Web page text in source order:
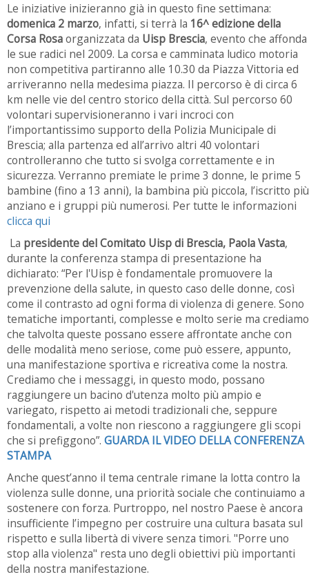
Le iniziative inizieranno già in questo fine settimana:
domenica 2 marzo, infatti, si terrà la 16^ edizione della
Corsa Rosaorganizzata da Uisp Brescia, evento che affonda
le sue radici nel 2009. La corsa e camminata ludico motoria
non competitiva partiranno alle 10.30 da Piazza Vittoria ed
arriveranno nella medesima piazza. Il percorso è di circa 6
km nelle vie del centro storico della città. Sul percorso 60
volontari supervisioneranno i vari incroci con
l’importantissimo supporto della Polizia Municipale di
Brescia; alla partenza ed all’arrivo altri 40 volontari
controlleranno che tutto si svolga correttamente e in
sicurezza. Verranno premiate le prime 3 donne, le prime 5
bambine (fino a 13 anni), la bambina più piccola, l’iscritto più
anziano e i gruppi più numerosi. Per tutte le informazioni
clicca qui
La presidente del Comitato Uisp di Brescia, Paola Vasta,
durante la conferenza stampa di presentazione ha
dichiarato: “Per l'Uisp è fondamentale promuovere la
prevenzione della salute, in questo caso delle donne, così
come il contrasto ad ogni forma di violenza di genere. Sono
tematiche importanti, complesse e molto serie ma crediamo
che talvolta queste possano essere affrontate anche con
delle modalità meno seriose, come può essere, appunto,
una manifestazione sportiva e ricreativa come la nostra.
Crediamo che i messaggi, in questo modo, possano
raggiungere un bacino d'utenza molto più ampio e
variegato, rispetto ai metodi tradizionali che, seppure
fondamentali, a volte non riescono a raggiungere gli scopi
che si prefiggono”. GUARDA IL VIDEO DELLA CONFERENZA
STAMPA
Anche quest’anno il tema centrale rimane la lotta contro la
violenza sulle donne, una priorità sociale che continuiamo a
sostenere con forza. Purtroppo, nel nostro Paese è ancora
insufficiente l’impegno per costruire una cultura basata sul
rispetto e sulla libertà di vivere senza timori. "Porre uno
stop alla violenza" resta uno degli obiettivi più importanti
della nostra manifestazione.